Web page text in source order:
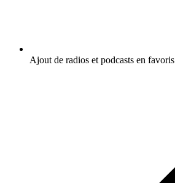
Ajout de radios et podcasts en favoris